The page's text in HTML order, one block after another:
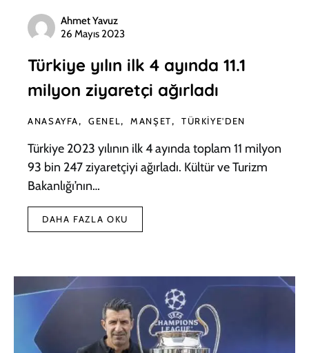
Ahmet Yavuz
26 Mayıs 2023
Türkiye yılın ilk 4 ayında 11.1
milyon ziyaretçi ağırladı
ANASAYFA GENEL MANŞET TÜRKIYE'DEN
Türkiye 2023 yılının ilk 4 ayında toplam 11 milyon
93 bin 247 ziyaretçiyi ağırladı. Kültür ve Turizm
Bakanlığı’nın…
DAHA FAZLA OKU